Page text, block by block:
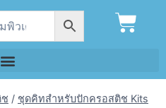
/ ชุดคิทสำหรับปักครอสติช Kits